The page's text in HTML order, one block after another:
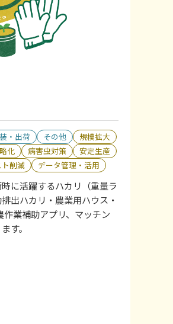
・出荷 その他
規模拡大
化 病害虫対策
安定生産
ト削減 データ管理・活用
に活躍するハカリ（重量ラ
出ハカリ・農業用ハウス・
業補助アプリ、マッチン
す。